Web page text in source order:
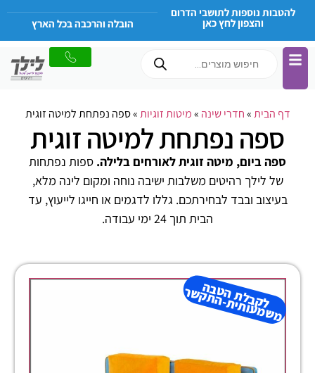
להטבות נוספות לתושבי הדרום
והצפון לחץ כאן הובלה והרכבה בכל הארץ
דף הבית»חדרי שינה »מיטות זוגיות»ספה נפתחת למיטה זוגית
ספה נפתחת למיטה זוגית
ספה ביום, מיטה זוגית לאורחים בלילה. ספות נפתחות
של לילך רהיטים משלבות ישיבה נוחה ומקום לינה מלא,
בעיצוב ובבד לבחירתכם. גללו לדגמים או חייגו לייעוץ, עד
הבית תוך 24 ימי עבודה.
ל
ק
ב
ל
ת
ה
ט
ב
ה
מ
ש
מ
עו
תי
ת-
ה
ת
ק
ש
ר